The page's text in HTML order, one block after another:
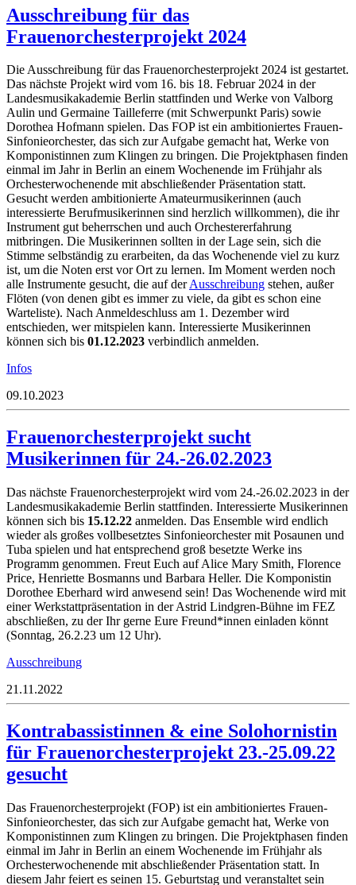
Ausschreibung für das
Frauenorchesterprojekt 2024
Die Ausschreibung für das Frauenorchesterprojekt 2024 ist gestartet.
Das nächste Projekt wird vom 16. bis 18. Februar 2024 in der
Landesmusikakademie Berlin stattfinden und Werke von Valborg
Aulin und Germaine Tailleferre (mit Schwerpunkt Paris) sowie
Dorothea Hofmann spielen. Das FOP ist ein ambitioniertes Frauen-
Sinfonieorchester, das sich zur Aufgabe gemacht hat, Werke von
Komponistinnen zum Klingen zu bringen. Die Projektphasen finden
einmal im Jahr in Berlin an einem Wochenende im Frühjahr als
Orchesterwochenende mit abschließender Präsentation statt.
Gesucht werden ambitionierte Amateurmusikerinnen (auch
interessierte Berufmusikerinnen sind herzlich willkommen), die ihr
Instrument gut beherrschen und auch Orchestererfahrung
mitbringen. Die Musikerinnen sollten in der Lage sein, sich die
Stimme selbständig zu erarbeiten, da das Wochenende viel zu kurz
ist, um die Noten erst vor Ort zu lernen. Im Moment werden noch
alle Instrumente gesucht, die auf derAusschreibung stehen, außer
Flöten (von denen gibt es immer zu viele, da gibt es schon eine
Warteliste). Nach Anmeldeschluss am 1. Dezember wird
entschieden, wer mitspielen kann. Interessierte Musikerinnen
können sich bis 01.12.2023 verbindlich anmelden.
Infos
09.10.2023
Frauenorchesterprojekt sucht
Musikerinnen für 24.-26.02.2023
Das nächste Frauenorchesterprojekt wird vom 24.-26.02.2023 in der
Landesmusikakademie Berlin stattfinden. Interessierte Musikerinnen
können sich bis 15.12.22 anmelden. Das Ensemble wird endlich
wieder als großes vollbesetztes Sinfonieorchester mit Posaunen und
Tuba spielen und hat entsprechend groß besetzte Werke ins
Programm genommen. Freut Euch auf Alice Mary Smith, Florence
Price, Henriette Bosmanns und Barbara Heller. Die Komponistin
Dorothee Eberhard wird anwesend sein! Das Wochenende wird mit
einer Werkstattpräsentation in der Astrid Lindgren-Bühne im FEZ
abschließen, zu der Ihr gerne Eure Freund*innen einladen könnt
(Sonntag, 26.2.23 um 12 Uhr).
Ausschreibung
21.11.2022
Kontrabassistinnen & eine Solohornistin
für Frauenorchesterprojekt 23.-25.09.22
gesucht
Das Frauenorchesterprojekt (FOP) ist ein ambitioniertes Frauen-
Sinfonieorchester, das sich zur Aufgabe gemacht hat, Werke von
Komponistinnen zum Klingen zu bringen. Die Projektphasen finden
einmal im Jahr in Berlin an einem Wochenende im Frühjahr als
Orchesterwochenende mit abschließender Präsentation statt. In
diesem Jahr feiert es seinen 15. Geburtstag und veranstaltet sein